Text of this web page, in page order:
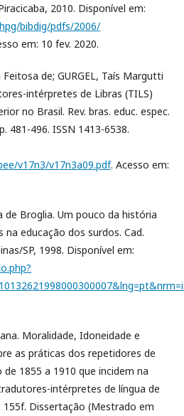
2010. Disponível em:
bibdig/pdfs/2006/
em: 10 fev. 2020.
de; GURGEL, Taís Margutti
intérpretes de Libras (TILS)
no Brasil. Rev. bras. educ. espec.
481-496. ISSN 1413-6538.
v17n3/v17n3a09.pdf. Acesso em:
de Broglia. Um pouco da história
educação dos surdos. Cad.
SP, 1998. Disponível em:
Moralidade, Idoneidade e
as práticas dos repetidores de
1855 a 1910 que incidem na
intérpretes de língua de
155f. Dissertação (Mestrado em